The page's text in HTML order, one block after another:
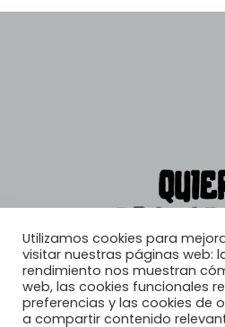
Utilizamos cookies para
visitar nuestras páginas web:
rendimiento nos muestran
web, las cookies funcionales
preferencias y las cookies de
a compartir contenido